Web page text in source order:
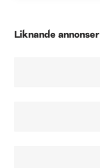
Liknande annonser